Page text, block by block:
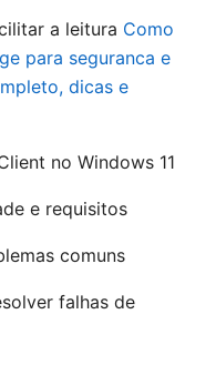
a leitura Como
para seguranca e
dicas e
no Windows 11
e requisitos
comuns
falhas de